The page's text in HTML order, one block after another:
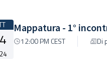
Mappatura - 1°
12:00 PM CEST Di